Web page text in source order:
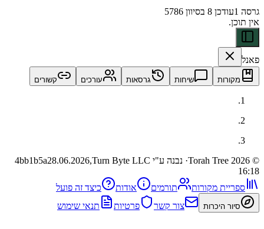
8 בסיוון 5786
שיחות גרסאות עורכים קשורים
· נבנה ע"י Turn Byte LLC 4bb1b5a28.06.2026,
מקורות תורמים אודות כיצד זה פועל
היכרות צור קשר פרטיות תנאי שימוש